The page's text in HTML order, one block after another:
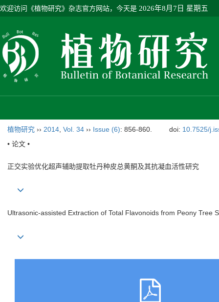
欢迎访问《植物研究》杂志官方网站，今天是 2026年8月7日 星期五
植物研究 ›› 2014 Vol. 34 ›› Issue (6): 856-860. doi: 10.7525/
• 论文 •
正交实验优化超声辅助提取牡丹种皮总黄酮及其抗凝血活性研究
Ultrasonic-assisted Extraction of Total Flavonoids from Peony Tree